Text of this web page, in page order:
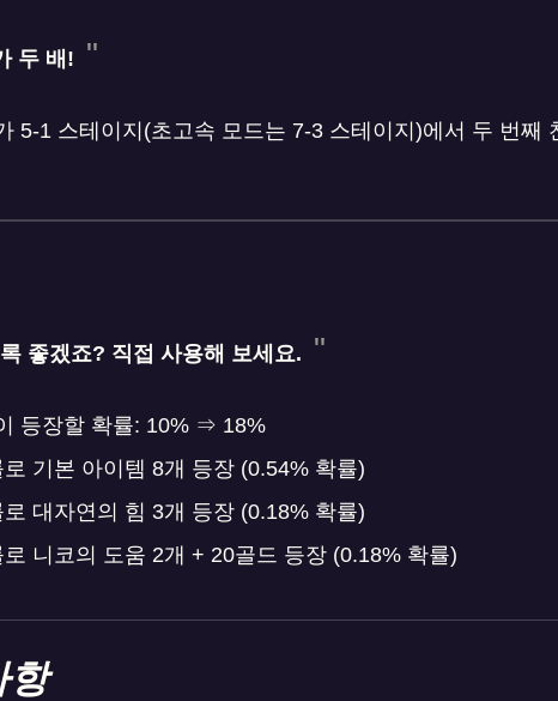
두 배!
5-1 스테이지(초고속 모드는 7-3 스테이지)에서 두 번째
좋겠죠? 직접 사용해 보세요.
등장할 확률: 10% ⇒ 18%
기본 아이템 8개 등장 (0.54% 확률)
대자연의 힘 3개 등장 (0.18% 확률)
니코의 도움 2개 + 20골드 등장 (0.18% 확률)
항